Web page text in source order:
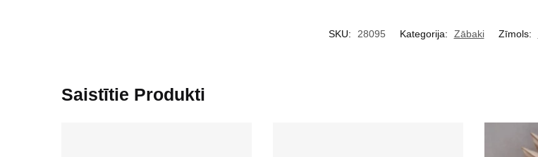
SKU: 28095 Kategorija: Zābaki Zīmols:
Saistītie Produkti